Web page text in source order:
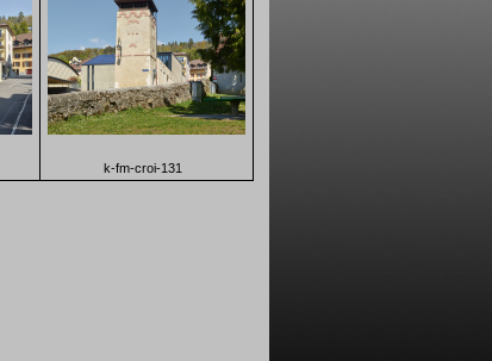
k-fm-croi-131